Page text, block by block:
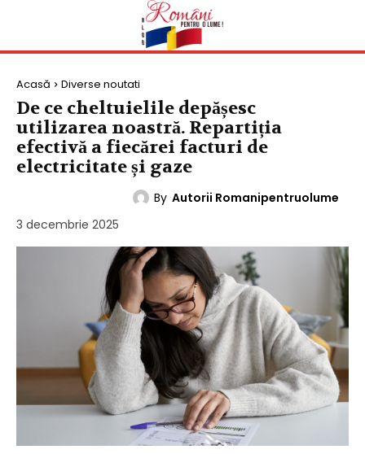
Acasă Diverse noutati
De ce cheltuielile depășesc
utilizarea noastră. Repartiția
efectivă a fiecărei facturi de
electricitate și gaze
By Autorii Romanipentruolume
3 decembrie 2025